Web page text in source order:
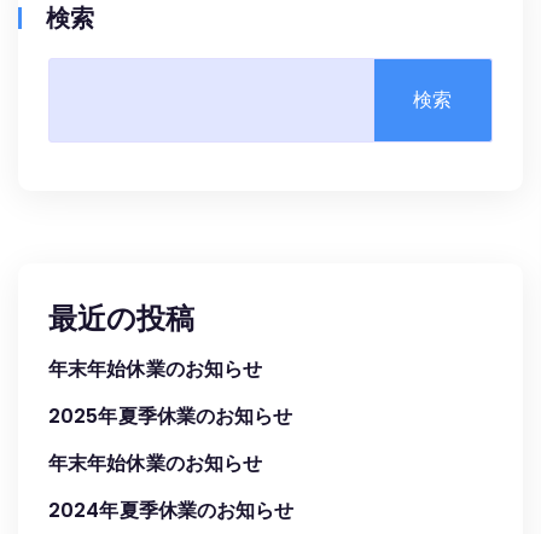
検索
検索
最近の投稿
年末年始休業のお知らせ
2025年夏季休業のお知らせ
年末年始休業のお知らせ
2024年夏季休業のお知らせ